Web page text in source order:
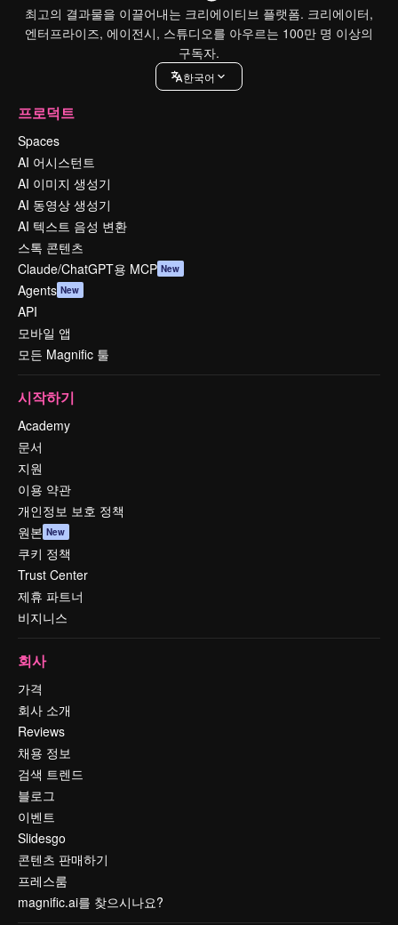
최고의 결과물을 이끌어내는 크리에이티브 플랫폼. 크리에이터,
엔터프라이즈, 에이전시, 스튜디오를 아우르는 100만 명 이상의
구독자.
한국어
프로덕트
Spaces
AI 어시스턴트
AI 이미지 생성기
AI 동영상 생성기
AI 텍스트 음성 변환
스톡 콘텐츠
Claude/ChatGPT용 MCP New
Agents New
API
모바일 앱
모든 Magnific 툴
시작하기
Academy
문서
지원
이용 약관
개인정보 보호 정책
원본 New
쿠키 정책
Trust Center
제휴 파트너
비지니스
회사
가격
회사 소개
Reviews
채용 정보
검색 트렌드
블로그
이벤트
Slidesgo
콘텐츠 판매하기
프레스룸
magnific.ai를 찾으시나요?